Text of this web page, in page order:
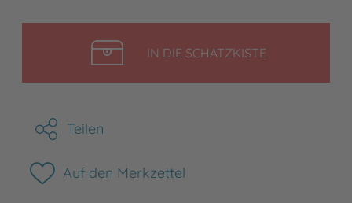
IN DIE SCHATZKISTELEGEN
Teilen
Auf den Merkzettel